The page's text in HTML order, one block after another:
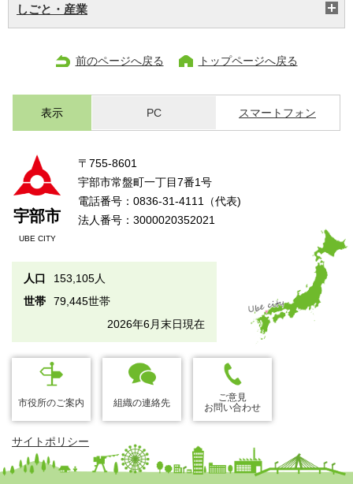
しごと・産業
前のページへ戻る トップページへ戻る
表示 PC スマートフォン
宇部市
UBE CITY
〒755-8601
宇部市常盤町一丁目7番1号
電話番号：0836-31-4111（代表)
法人番号：3000020352021
人口
153,105人
世帯
79,445世帯
2026年6月末日現在
市役所のご案内 組織の連絡先
ご意見
お問い合わせ
サイトポリシー